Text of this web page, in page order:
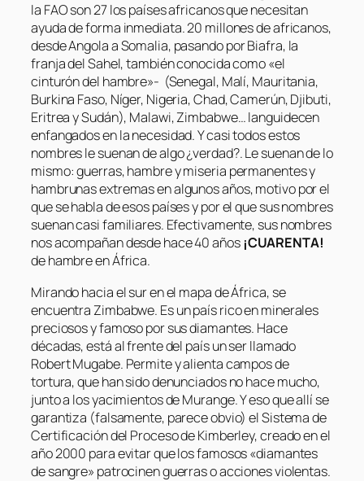
la FAO son 27 los países africanos que necesitan
ayuda de forma inmediata. 20 millones de africanos,
desde Angola a Somalia, pasando por Biafra, la
franja del Sahel, también conocida como «el
cinturón del hambre»- (Senegal, Malí, Mauritania,
Burkina Faso, Níger, Nigeria, Chad, Camerún, Djibuti,
Eritrea y Sudán), Malawi, Zimbabwe… languidecen
enfangados en la necesidad. Y casi todos estos
nombres le suenan de algo ¿verdad?. Le suenan de lo
mismo: guerras, hambre y miseria permanentes y
hambrunas extremas en algunos años, motivo por el
que se habla de esos países y por el que sus nombres
suenan casi familiares. Efectivamente, sus nombres
nos acompañan desde hace 40 años ¡CUARENTA!
de hambre en África.
Mirando hacia el sur en el mapa de África, se
encuentra Zimbabwe. Es un país rico en minerales
preciosos y famoso por sus diamantes. Hace
décadas, está al frente del país un ser llamado
Robert Mugabe. Permite y alienta campos de
tortura, que han sido denunciados no hace mucho,
junto a los yacimientos de Murange. Y eso que allí se
garantiza (falsamente, parece obvio) el Sistema de
Certificación del Proceso de Kimberley, creado en el
año 2000 para evitar que los famosos «diamantes
de sangre» patrocinen guerras o acciones violentas.